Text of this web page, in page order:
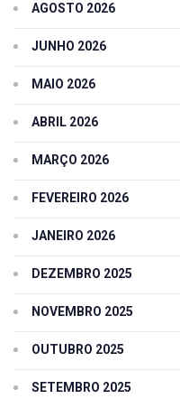
AGOSTO 2026
JUNHO 2026
MAIO 2026
ABRIL 2026
MARÇO 2026
FEVEREIRO 2026
JANEIRO 2026
DEZEMBRO 2025
NOVEMBRO 2025
OUTUBRO 2025
SETEMBRO 2025